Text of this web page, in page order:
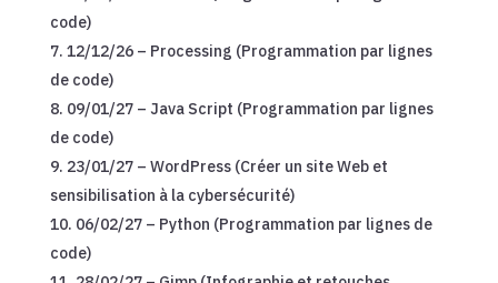
code)
12/12/26 – Processing (Programmation par lignes
de code)
09/01/27 – Java Script (Programmation par lignes
de code)
23/01/27 – WordPress (Créer un site Web et
sensibilisation à la cybersécurité)
06/02/27 – Python (Programmation par lignes de
code)